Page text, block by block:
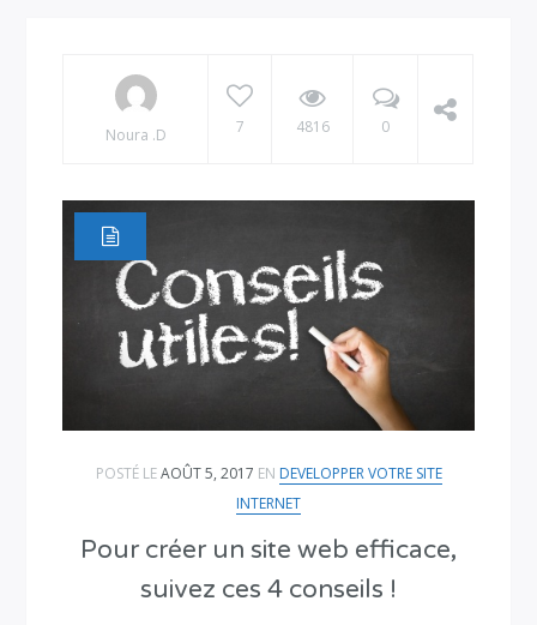
Noura .D 7 4816 0
POSTÉ LEAOÛT 5, 2017 EN DEVELOPPER VOTRE SITE
INTERNET
Pour créer un site web efficace,
suivez ces 4 conseils !